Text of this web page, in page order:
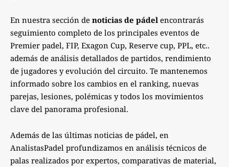
En nuestra sección de noticias de pádel encontrarás
seguimiento completo de los principales eventos de
Premier padel, FIP, Exagon Cup, Reserve cup, PPL, etc..
además de análisis detallados de partidos, rendimiento
de jugadores y evolución del circuito. Te mantenemos
informado sobre los cambios en el ranking, nuevas
parejas, lesiones, polémicas y todos los movimientos
clave del panorama profesional.
Además de las últimas noticias de pádel, en
AnalistasPadel profundizamos en análisis técnicos de
palas realizados por expertos, comparativas de material,